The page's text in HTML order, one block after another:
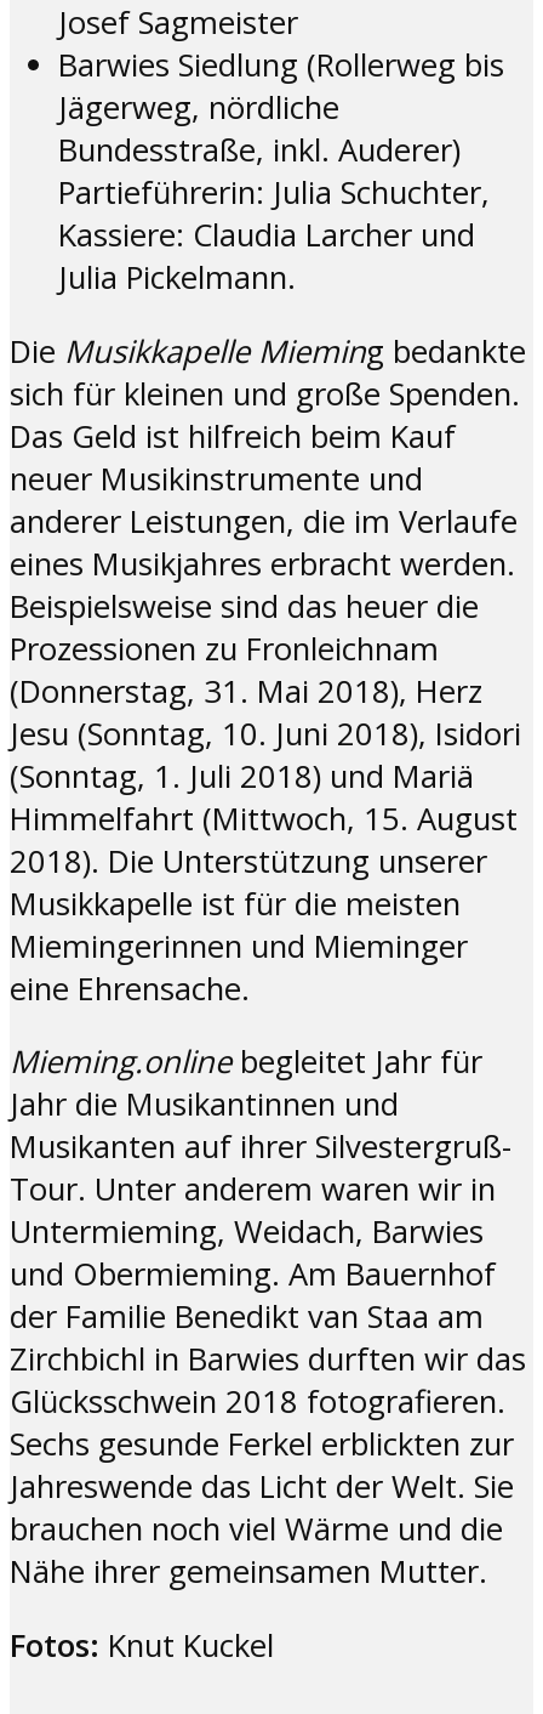
Josef Sagmeister
Barwies Siedlung (Rollerweg bis
Jägerweg, nördliche
Bundesstraße, inkl. Auderer)
Partieführerin: Julia Schuchter,
Kassiere: Claudia Larcher und
Julia Pickelmann.
Die Musikkapelle Mieming bedankte
sich für kleinen und große Spenden.
Das Geld ist hilfreich beim Kauf
neuer Musikinstrumente und
anderer Leistungen, die im Verlaufe
eines Musikjahres erbracht werden.
Beispielsweise sind das heuer die
Prozessionen zu Fronleichnam
(Donnerstag, 31. Mai 2018), Herz
Jesu (Sonntag, 10. Juni 2018), Isidori
(Sonntag, 1. Juli 2018) und Mariä
Himmelfahrt (Mittwoch, 15. August
2018). Die Unterstützung unserer
Musikkapelle ist für die meisten
Miemingerinnen und Mieminger
eine Ehrensache.
Mieming.onlinebegleitet Jahr für
Jahr die Musikantinnen und
Musikanten auf ihrer Silvestergruß-
Tour. Unter anderem waren wir in
Untermieming, Weidach, Barwies
und Obermieming. Am Bauernhof
der Familie Benedikt van Staa am
Zirchbichl in Barwies durften wir das
Glücksschwein 2018 fotografieren.
Sechs gesunde Ferkel erblickten zur
Jahreswende das Licht der Welt. Sie
brauchen noch viel Wärme und die
Nähe ihrer gemeinsamen Mutter.
Fotos: Knut Kuckel